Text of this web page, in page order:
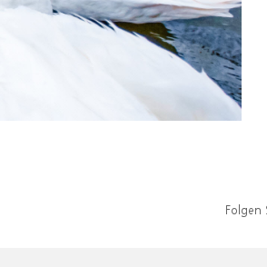
Folgen